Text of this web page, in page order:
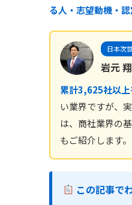
る人・志望動機・
日本次
岩元 翔
累計3,625社以
い業界ですが、
は、商社業界の
もご紹介します。
この記事で